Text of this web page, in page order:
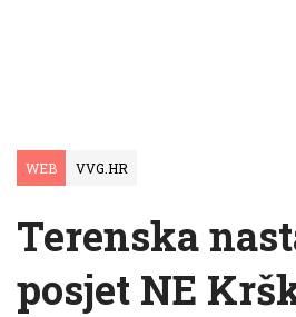
WEB VVG.HR
Terenska
posjet NE